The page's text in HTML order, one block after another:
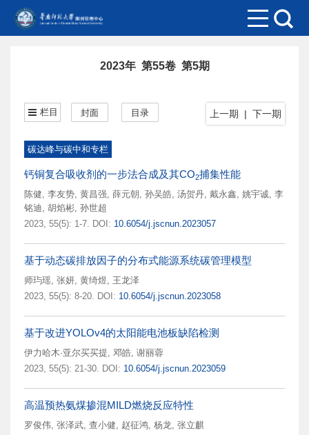
2023年 第55卷 第5期
上一期 | 下一期
栏目 封面 目录
碳达峰与碳中和专栏
钙铜复合吸收剂的一步法合成及其CO2捕集性能
陈健, 李友势, 黄昌强, 薛元朝, 孙吴皓, 汤贺丹, 戴永鑫, 姚宇诚, 李
铭迪, 胡焰彬, 孙世超
2023, 55(5): 1-7. DOI: 10.6054/j.jscnun.2023057
基于动态碳排放因子的分布式能源系统碳管理模型
师玙瑶, 张妍, 黄绮煜, 王龙泽
2023, 55(5): 8-20. DOI: 10.6054/j.jscnun.2023058
基于改进YOLOv4的太阳能电池板缺陷检测
伊力哈木·亚尔买买提, 邓皓, 谢丽蓉
2023, 55(5): 21-30. DOI: 10.6054/j.jscnun.2023059
高温预热氨煤掺混MILD燃烧反应特性
罗俊伟, 张泽武, 查小健, 赵征鸿, 杨龙, 张立麒